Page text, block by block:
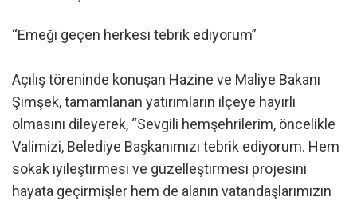
“Emeği geçen herkesi tebrik ediyorum”
Açılış töreninde konuşan Hazine ve Maliye Bakanı
Şimşek, tamamlanan yatırımların ilçeye hayırlı
olmasını dileyerek, “Sevgili hemşehrilerim, öncelikle
Valimizi, Belediye Başkanımızı tebrik ediyorum. Hem
sokak iyileştirmesi ve güzelleştirmesi projesini
hayata geçirmişler hem de alanın vatandaşlarımızın